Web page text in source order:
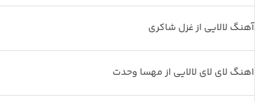
آهنگ لالایی از غزل شاکری
اهنگ لای لای لالایی از مهسا وحدت